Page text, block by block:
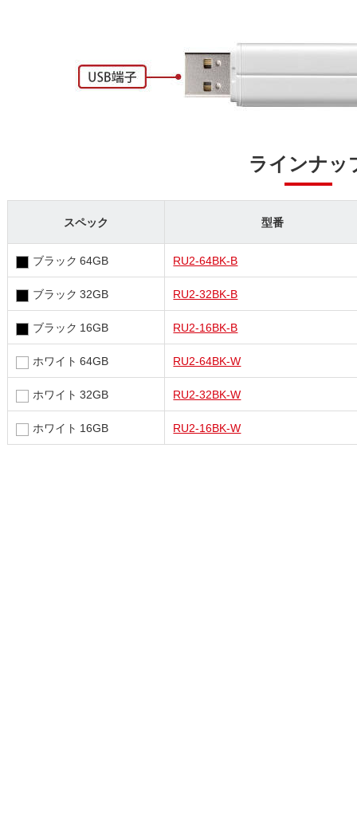
ラインナッ
スペック 型番
ブラック 64GB RU2-64BK-B
ブラック 32GB RU2-32BK-B
ブラック 16GB RU2-16BK-B
ホワイト 64GB RU2-64BK-W
ホワイト 32GB RU2-32BK-W
ホワイト 16GB RU2-16BK-W